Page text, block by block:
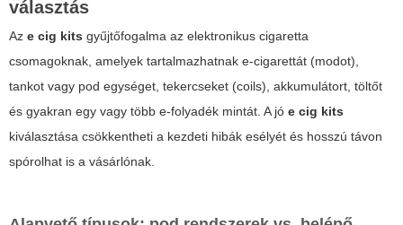
választás
Az e cig kits gyűjtőfogalma az elektronikus cigaretta
csomagoknak, amelyek tartalmazhatnak e-cigarettát (modot),
tankot vagy pod egységet, tekercseket (coils), akkumulátort, töltőt
és gyakran egy vagy több e-folyadék mintát. A jó e cig kits
kiválasztása csökkentheti a kezdeti hibák esélyét és hosszú távon
spórolhat is a vásárlónak.